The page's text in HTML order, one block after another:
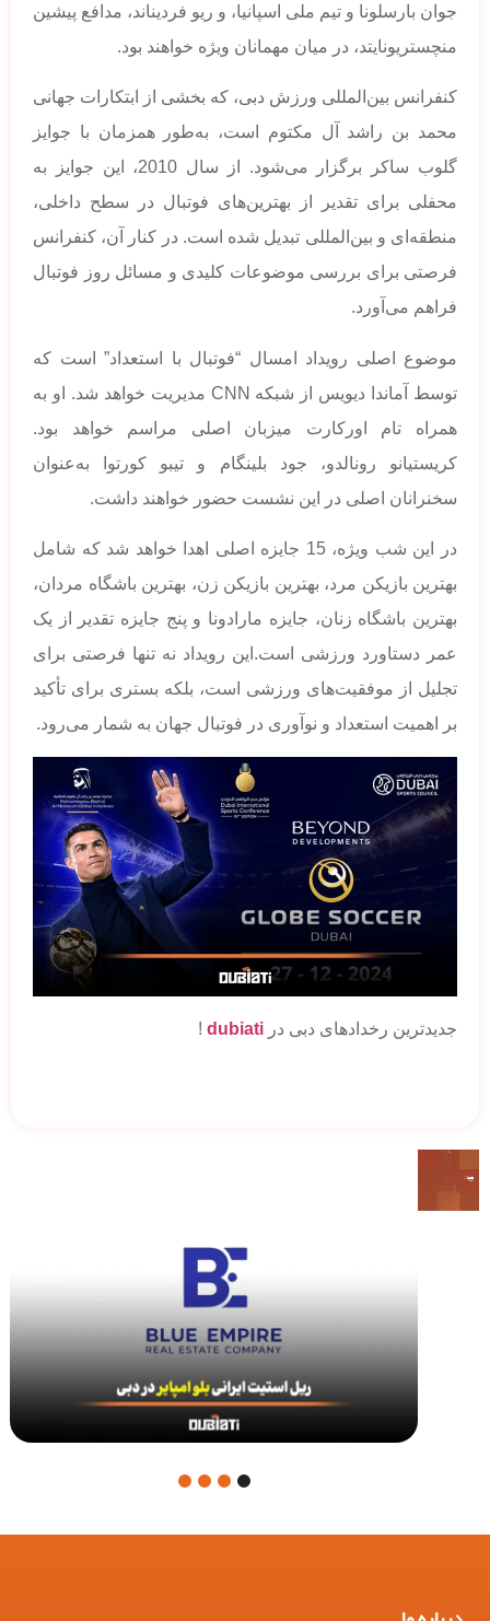
جوان بارسلونا و تیم ملی اسپانیا، و ریو فردیناند، مدافع پیشین
منچستریونایتد، در میان مهمانان ویژه خواهند بود.
کنفرانس بین‌المللی ورزش دبی، که بخشی از ابتکارات جهانی
محمد بن راشد آل مکتوم است، به‌طور همزمان با جوایز
گلوب ساکر برگزار می‌شود. از سال 2010، این جوایز به
محفلی برای تقدیر از بهترین‌های فوتبال در سطح داخلی،
منطقه‌ای و بین‌المللی تبدیل شده است. در کنار آن، کنفرانس
فرصتی برای بررسی موضوعات کلیدی و مسائل روز فوتبال
فراهم می‌آورد.
موضوع اصلی رویداد امسال “فوتبال با استعداد” است که
توسط آماندا دیویس از شبکه CNN مدیریت خواهد شد. او به
همراه تام اورکارت میزبان اصلی مراسم خواهد بود.
کریستیانو رونالدو، جود بلینگام و تیبو کورتوا به‌عنوان
سخنرانان اصلی در این نشست حضور خواهند داشت.
در این شب ویژه، 15 جایزه اصلی اهدا خواهد شد که شامل
بهترین بازیکن مرد، بهترین بازیکن زن، بهترین باشگاه مردان،
بهترین باشگاه زنان، جایزه مارادونا و پنج جایزه تقدیر از یک
عمر دستاورد ورزشی است.این رویداد نه تنها فرصتی برای
تجلیل از موفقیت‌های ورزشی است، بلکه بستری برای تأکید
بر اهمیت استعداد و نوآوری در فوتبال جهان به شمار می‌رود.
جدیدترین رخدادهای دبی در dubiati
!
1